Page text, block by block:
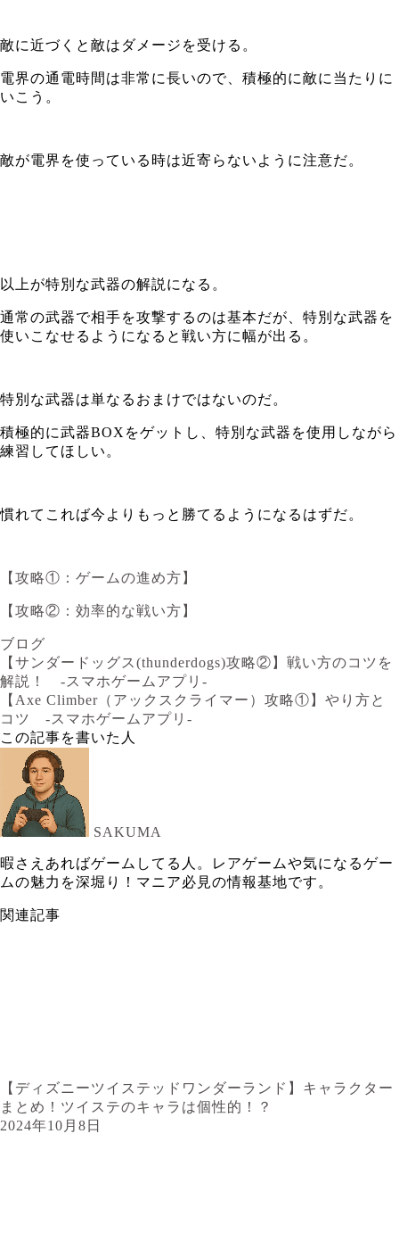
敵に近づくと敵はダメージを受ける。
電界の通電時間は非常に長いので、積極的に敵に当たりに
いこう。
敵が電界を使っている時は近寄らないように注意だ。
以上が特別な武器の解説になる。
通常の武器で相手を攻撃するのは基本だが、特別な武器を
使いこなせるようになると戦い方に幅が出る。
特別な武器は単なるおまけではないのだ。
積極的に武器BOXをゲットし、特別な武器を使用しながら
練習してほしい。
慣れてこれば今よりもっと勝てるようになるはずだ。
【攻略①：ゲームの進め方】
【攻略②：効率的な戦い方】
ブログ
【サンダードッグス(thunderdogs)攻略②】戦い方のコツを
解説！ -スマホゲームアプリ-
【Axe Climber（アックスクライマー）攻略①】やり方と
コツ -スマホゲームアプリ-
この記事を書いた人
SAKUMA
暇さえあればゲームしてる人。レアゲームや気になるゲー
ムの魅力を深堀り！マニア必見の情報基地です。
関連記事
【ディズニーツイステッドワンダーランド】キャラクター
まとめ！ツイステのキャラは個性的！？
2024年10月8日